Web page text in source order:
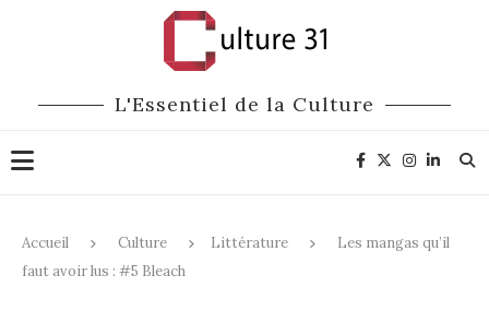
L'Essentiel de la Culture
Accueil Culture Littérature
Les mangas qu’il
faut avoir lus : #5 Bleach